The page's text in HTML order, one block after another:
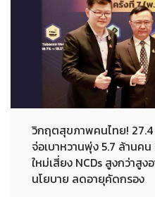
วิกฤตสุขภาพคนไทย!
จ่อเบาหวานพุ่ง 5.7 ล้านค
ใหม่เสี่ยง NCDs สูงกว่าสู
นโยบาย ลดอายุคัดกรอง